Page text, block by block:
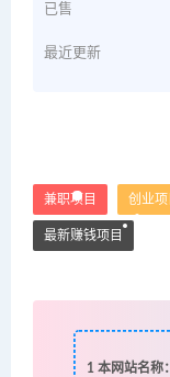
已售
最近更新
兼职项目 创业项
最新赚钱项目
1 本网站名称：